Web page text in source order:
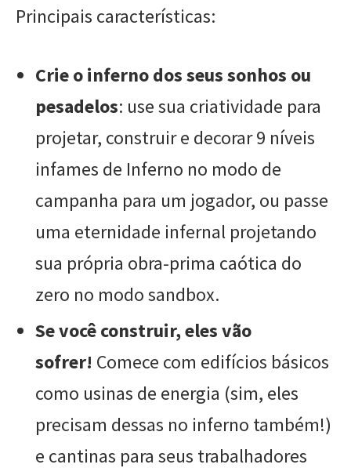
Principais características:
Crie o inferno dos seus sonhos ou
pesadelos: use sua criatividade para
projetar, construir e decorar 9 níveis
infames de Inferno no modo de
campanha para um jogador, ou passe
uma eternidade infernal projetando
sua própria obra-prima caótica do
zero no modo sandbox.
Se você construir, eles vão
sofrer! Comece com edifícios básicos
como usinas de energia (sim, eles
precisam dessas no inferno também!)
e cantinas para seus trabalhadores